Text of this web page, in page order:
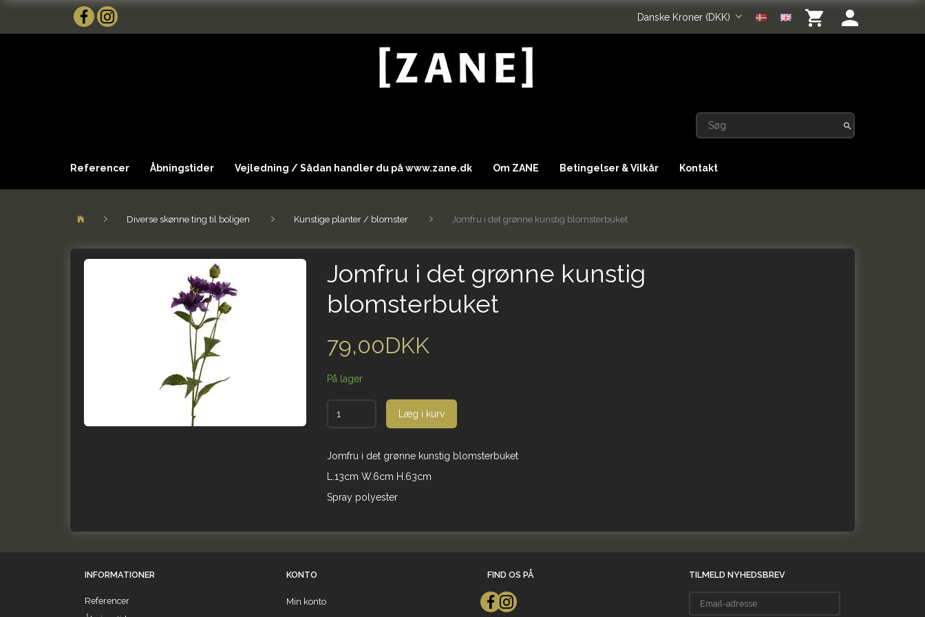
Danske Kroner (DKK)
Referencer Åbningstider Vejledning / Sådan handler du på www.zane.dk Om ZANE Betingelser & Vilkår Kontakt
Diverse skønne ting til boligen Kunstige planter / blomster Jomfru i det grønne kunstig blomsterbuket
Jomfru i det grønne kunstig
blomsterbuket
79,00DKK
På lager
Læg i kurv
Jomfru i det grønne kunstig blomsterbuket
L.13cm W.6cm H.63cm
Spray polyester
INFORMATIONER
Referencer
KONTO
Min konto
FIND OS PÅ TILMELD NYHEDSBREV
adresse